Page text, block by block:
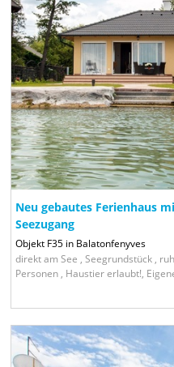
Neu gebautes Ferienhaus
Seezugang
Objekt F35 in Balatonfenyves
direkt am See , Seegrundstück ,
Personen , Haustier erlaubt!,